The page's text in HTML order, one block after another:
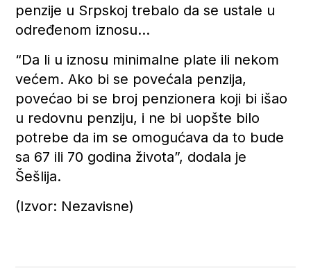
penzije u Srpskoj trebalo da se ustale u
određenom iznosu…
“Da li u iznosu minimalne plate ili nekom
većem. Ako bi se povećala penzija,
povećao bi se broj penzionera koji bi išao
u redovnu penziju, i ne bi uopšte bilo
potrebe da im se omogućava da to bude
sa 67 ili 70 godina života”, dodala je
Šešlija.
(Izvor: Nezavisne)